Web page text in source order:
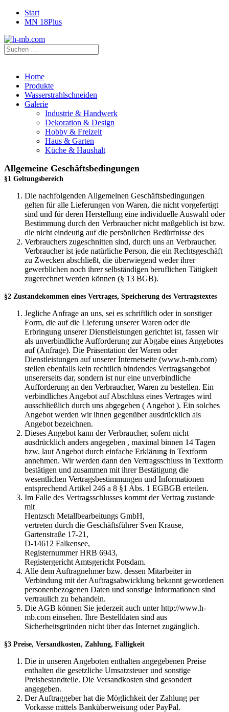
Start
MN 18Plus
Home
Produkte
Wasserstrahlschneiden
Galerie
Industrie & Handwerk
Dekoration & Design
Hobby & Freizeit
Haus & Garten
Küche & Haushalt
Allgemeine Geschäftsbedingungen
§1 Geltungsbereich
Die nachfolgenden Allgemeinen Geschäftsbedingungen
gelten für alle Lieferungen von Waren, die nicht vorgefertigt
sind und für deren Herstellung eine individuelle Auswahl oder
Bestimmung durch den Verbraucher nicht maßgeblich ist bzw.
die nicht eindeutig auf die persönlichen Bedürfnisse des
Verbrauchers zugeschnitten sind, durch uns an Verbraucher.
Verbraucher ist jede natürliche Person, die ein Rechtsgeschäft
zu Zwecken abschließt, die überwiegend weder ihrer
gewerblichen noch ihrer selbständigen beruflichen Tätigkeit
zugerechnet werden können (§ 13 BGB).
§2 Zustandekommen eines Vertrages, Speicherung des Vertragstextes
Jegliche Anfrage an uns, sei es schriftlich oder in sonstiger
Form, die auf die Lieferung unserer Waren oder die
Erbringung unserer Dienstleistungen gerichtet ist, fassen wir
als unverbindliche Aufforderung zur Abgabe eines Angebotes
auf (Anfrage). Die Präsentation der Waren oder
Dienstleistungen auf unserer Internetseite (www.h-mb.com)
stellen ebenfalls kein rechtlich bindendes Vertragsangebot
unsererseits dar, sondern ist nur eine unverbindliche
Aufforderung an den Verbraucher, Waren zu bestellen. Ein
verbindliches Angebot auf Abschluss eines Vertrages wird
ausschließlich durch uns abgegeben ( Angebot ). Ein solches
Angebot werden wir ihnen gegenüber ausdrücklich als
Angebot bezeichnen.
Dieses Angebot kann der Verbraucher, sofern nicht
ausdrücklich anders angegeben , maximal binnen 14 Tagen
bzw. laut Angebot durch einfache Erklärung in Textform
annehmen. Wir werden dann den Vertragsschluss in Textform
bestätigen und zusammen mit ihrer Bestätigung die
wesentlichen Vertragsbestimmungen und Informationen
entsprechend Artikel 246 a 8 §1 Abs. 1 EGBGB erteilen.
Im Falle des Vertragsschlusses kommt der Vertrag zustande
mit
Hentzsch Metallbearbeitungs GmbH,
vertreten durch die Geschäftsführer Sven Krause,
Gartenstraße 17-21,
D-14612 Falkensee,
Registernummer HRB 6943,
Registergericht Amtsgericht Potsdam.
Alle dem Auftragnehmer bzw. dessen Mitarbeiter in
Verbindung mit der Auftragsabwicklung bekannt gewordenen
personenbezogenen Daten und sonstige Informationen sind
vertraulich zu behandeln.
Die AGB können Sie jederzeit auch unter http://www.h-
mb.com einsehen. Ihre Bestelldaten sind aus
Sicherheitsgründen nicht über das Internet zugänglich.
§3 Preise, Versandkosten, Zahlung, Fälligkeit
Die in unseren Angeboten enthalten angegebenen Preise
enthalten die gesetzliche Umsatzsteuer und sonstige
Preisbestandteile. Die Versandkosten sind gesondert
angegeben.
Der Auftraggeber hat die Möglichkeit der Zahlung per
Vorkasse mittels Banküberweisung oder PayPal.